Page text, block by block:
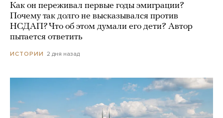
Как он переживал первые годы эмиграции?
Почему так долго не высказывался против
НСДАП? Что об этом думали его дети? Автор
пытается ответить
ИСТОРИИ 2 дня назад